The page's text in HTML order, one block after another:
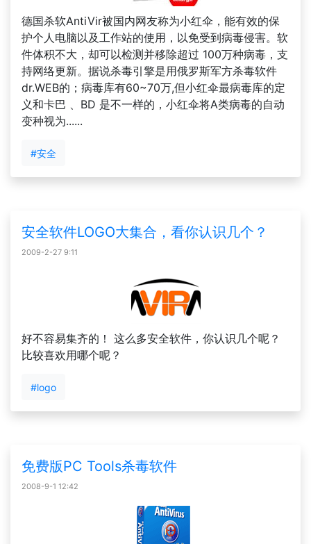
德国杀软AntiVir被国内网友称为小红伞，能有效的保
护个人电脑以及工作站的使用，以免受到病毒侵害。软
件体积不大，却可以检测并移除超过 100万种病毒，支
持网络更新。据说杀毒引擎是用俄罗斯军方杀毒软件
dr.WEB的；病毒库有60~70万,但小红伞最病毒库的定
义和卡巴 、BD 是不一样的，小红伞将A类病毒的自动
变种视为......
#安全
安全软件LOGO大集合，看你认识几个？
2009-2-27 9:11
好不容易集齐的！ 这么多安全软件，你认识几个呢？
比较喜欢用哪个呢？
#logo
免费版PC Tools杀毒软件
2008-9-1 12:42